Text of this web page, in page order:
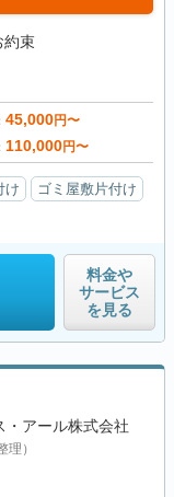
約束
45,000円〜
110,000円〜
け
ゴミ屋敷片付け
料金や
サービス
を見る
・アール株式会社
理）